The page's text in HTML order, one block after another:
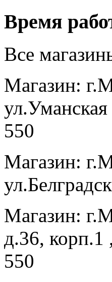
Время
Все
Магазин:
550
Магазин:
Магазин:
д.36, корп.1
550